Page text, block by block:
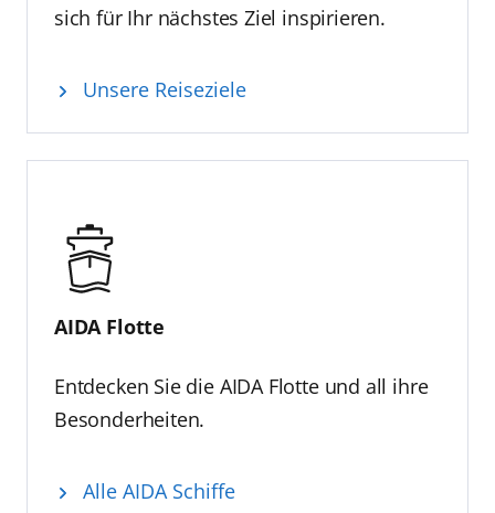
sich für Ihr nächstes Ziel inspirieren.
Unsere Reiseziele
AIDA Flotte
Entdecken Sie die AIDA Flotte und all ihre
Besonderheiten.
Alle AIDA Schiffe